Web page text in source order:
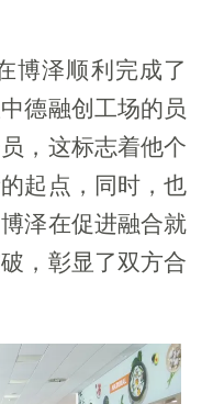
博泽顺利完成了
德融创工场的员
，这标志着他个
起点，同时，也
泽在促进融合就
，彰显了双方合